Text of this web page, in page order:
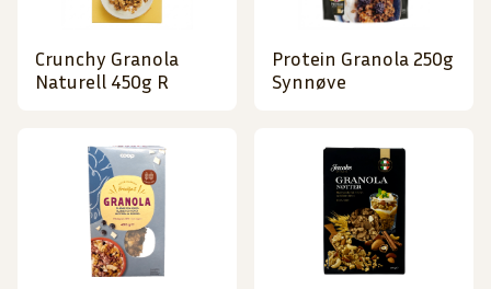
Crunchy Granola
Naturell 450g R
Protein Granola 250g
Synnøve